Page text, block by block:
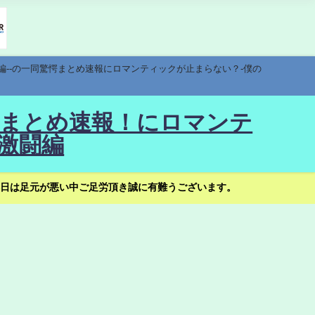
の一同驚愕まとめ速報にロマンティックが止まらない？-僕の
とめ速報！にロマンテ
闘編
足元が悪い中ご足労頂き誠に有難うございます。